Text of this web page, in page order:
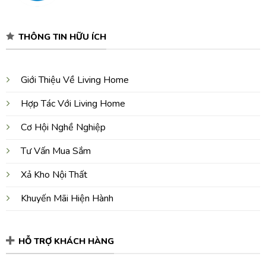
THÔNG TIN HỮU ÍCH
Giới Thiệu Về Living Home
Hợp Tác Với Living Home
Cơ Hội Nghề Nghiệp
Tư Vấn Mua Sắm
Xả Kho Nội Thất
Khuyến Mãi Hiện Hành
HỖ TRỢ KHÁCH HÀNG